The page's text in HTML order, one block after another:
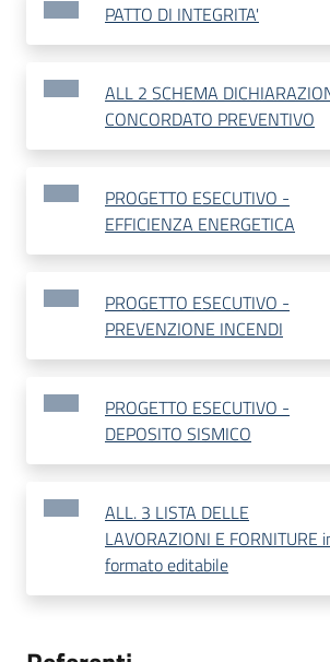
PATTO DI INTEGRITA'
ALL 2 SCHEMA
CONCORDATO PREVENTIVO
PROGETTO ESECUTIVO -
EFFICIENZA ENERGETICA
PROGETTO ESECUTIVO -
PREVENZIONE INCENDI
PROGETTO ESECUTIVO -
DEPOSITO SISMICO
ALL. 3 LISTA DELLE
LAVORAZIONI E FORNITURE
formato editabile